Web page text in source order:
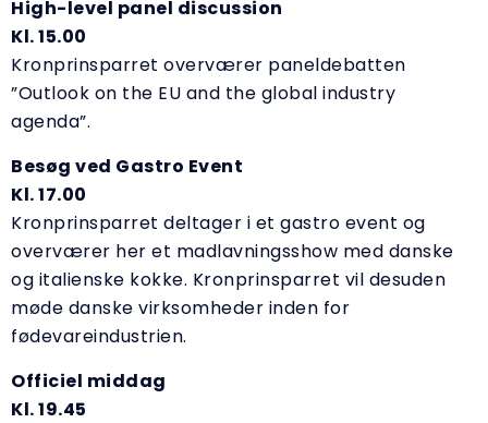
High-level panel discussion
Kl. 15.00
Kronprinsparret overværer paneldebatten
”Outlook on the EU and the global industry
agenda”.
Besøg ved Gastro Event
Kl. 17.00
Kronprinsparret deltager i et gastro event og
overværer her et madlavningsshow med danske
og italienske kokke. Kronprinsparret vil desuden
møde danske virksomheder inden for
fødevareindustrien.
Officiel middag
Kl. 19.45